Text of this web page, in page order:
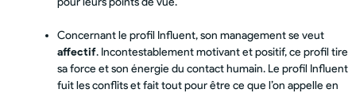
Concernant le profil Influent, son management se veut
affectif. Incontestablement motivant et positif, ce profil tire
sa force et son énergie du contact humain. Le profil Influent
fuit les conflits et fait tout pour être ce que l’on appelle en